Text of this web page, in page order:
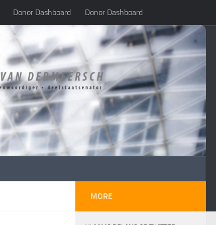
Donor Dashboard Donor Dashboard
MORE